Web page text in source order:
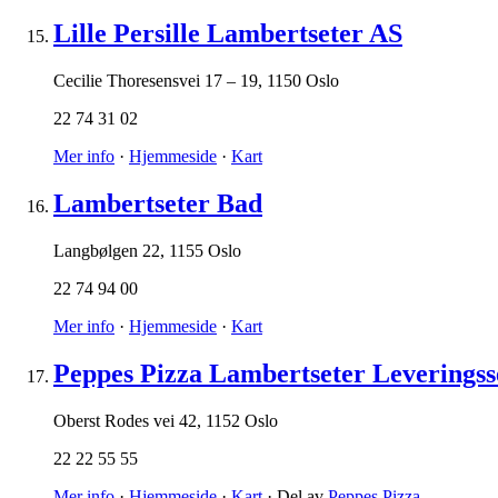
Lille Persille Lambertseter AS
Cecilie Thoresensvei 17 – 19, 1150 Oslo
22 74 31 02
Mer info · Hjemmeside · Kart
Lambertseter Bad
Langbølgen 22, 1155 Oslo
22 74 94 00
Mer info · Hjemmeside · Kart
Peppes Pizza Lambertseter
Oberst Rodes vei 42, 1152 Oslo
22 22 55 55